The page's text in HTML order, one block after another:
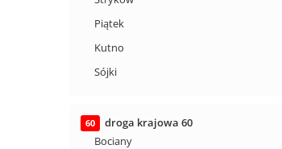
Piątek
Kutno
Sójki
60
droga krajowa 60
Bociany